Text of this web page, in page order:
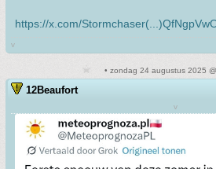
https://x.com/
v
• zondag 24 augustus 2025
12Beaufort
v